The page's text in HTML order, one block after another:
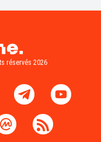
réservés 2026